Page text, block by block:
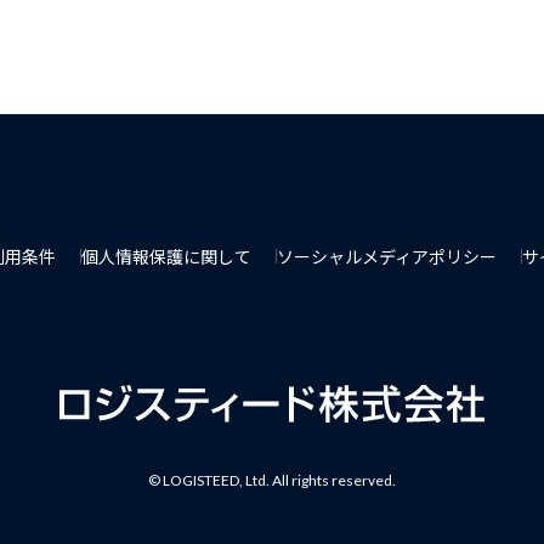
条件 個人情報保護に関して ソーシャルメディアポリシー
© LOGISTEED, Ltd. All rights reserved.